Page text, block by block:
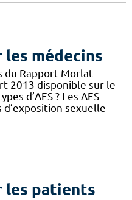
médecins
du Rapport Morlat
2013 disponible sur le
d’AES ? Les AES
sexuelle
les patients